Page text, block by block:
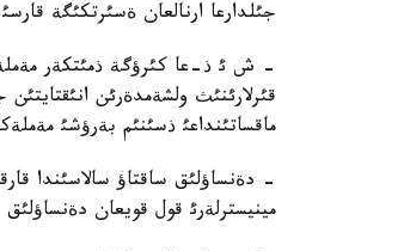
جئلدارعا ارنالعان ةسئرتكئگة
- ش ئ ذ-عا كئرؤگة ذمئتكةر
قئرلارئنئث ولشةمدةرئن
ماقساتئنداعئ ذسئنئم بةرؤشئ
- دةنساؤلئق ساقتاؤ سالاسئندا
مينيسترلةرئ قول قويعان دةنساؤلئق